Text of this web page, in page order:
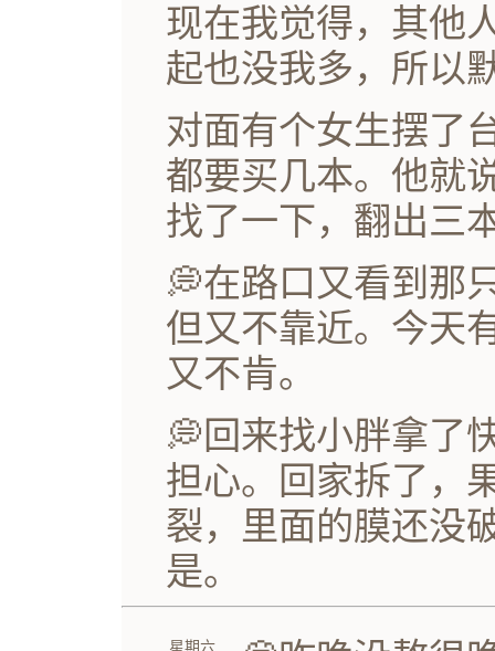
现在我觉得，其他
起也没我多，所以
对面有个女生摆了
都要买几本。他就
找了一下，翻出三
💭在路口又看到那
但又不靠近。今天
又不肯。
💭回来找小胖拿了
担心。回家拆了，
裂，里面的膜还没
是。
星期六